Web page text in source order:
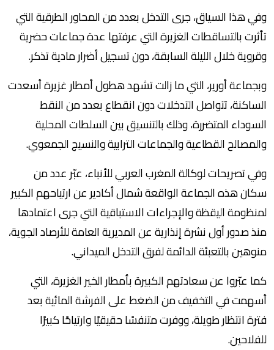
وفي هذا السياق، جرى التدخل بعدد من المحاور الطرقية التي
تأثرت بالتساقطات الغزيرة التي عرفتها عدة جماعات حضرية
وقروية خلال الليلة السابقة، دون تسجيل أضرار مادية تذكر.
وبجماعة أورير، التي ما زالت تشهد هطول أمطار غزيرة أسعدت
الساكنة، تتواصل التدخلات دون انقطاع بعدد من النقط
السوداء المتضررة، وذلك بالتنسيق بين السلطات المحلية
والمصالح القطاعية والجماعات الترابية والنسيج الجمعوي.
وفي تصريحات لوكالة المغرب العربي للأنباء، عبّر عدد من
سكان هذه الجماعة الواقعة شمال أكادير عن ارتياحهم الكبير
لمنظومة اليقظة والإجراءات الاستباقية التي جرى اعتمادها
منذ صدور أول نشرة إنذارية عن المديرية العامة للأرصاد الجوية،
منوهين بالتعبئة الدائمة لفرق التدخل الميداني.
كما عبّروا عن سعادتهم الكبيرة بأمطار الخير الغزيرة، التي
أسهمت في التخفيف من الضغط على الفرشة المائية بعد
فترة انتظار طويلة، ووفرت متنفسًا حقيقيًا وارتياحًا كبيرًا
للفلاحين.